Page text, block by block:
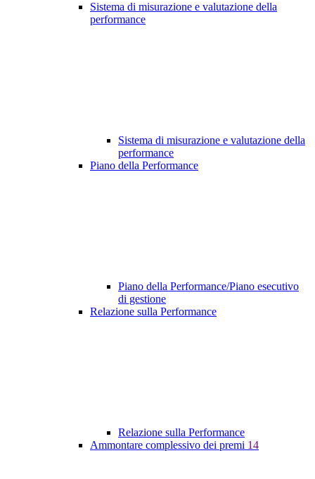
Sistema di misurazione e valutazione della
performance
Sistema di misurazione e valutazione della
performance
Piano della Performance
Piano della Performance/Piano esecutivo
di gestione
Relazione sulla Performance
Relazione sulla Performance
Ammontare complessivo dei premi 14